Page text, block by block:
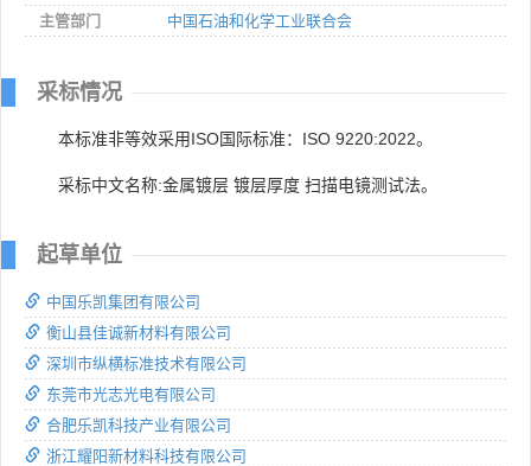
主管部门
中国石油和化学工业联合会
采标情况
本标准非等效采用ISO国际标准：ISO 9220:2022。
采标中文名称:金属镀层 镀层厚度 扫描电镜测试法。
起草单位
中国乐凯集团有限公司
衡山县佳诚新材料有限公司
深圳市纵横标准技术有限公司
东莞市光志光电有限公司
合肥乐凯科技产业有限公司
浙江耀阳新材料科技有限公司